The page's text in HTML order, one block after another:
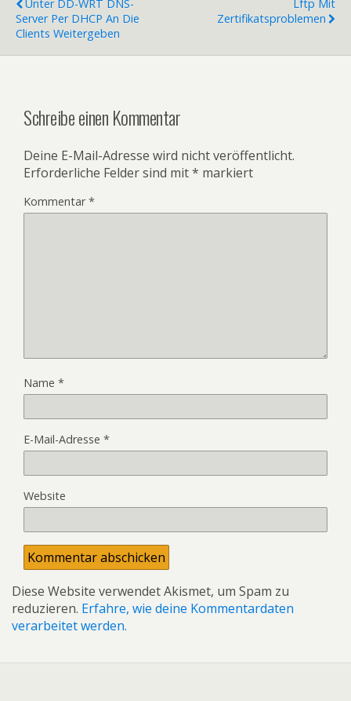
Unter DD-WRT DNS-
Server Per DHCP An Die
Clients Weitergeben
Lftp Mit
Zertifikatsproblemen
Schreibe einen Kommentar
Deine E-Mail-Adresse wird nicht veröffentlicht.
Erforderliche Felder sind mit* markiert
Kommentar*
Name *
E-Mail-Adresse *
Website
Diese Website verwendet Akismet, um Spam zu
reduzieren. Erfahre, wie deine Kommentardaten
verarbeitet werden.